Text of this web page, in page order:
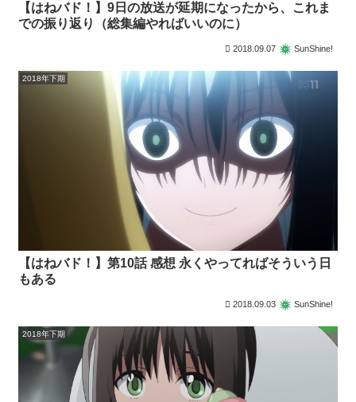
【はねバド！】9日の放送が延期になったから、これま
での振り返り（総集編やればいいのに）
2018.09.07 SunShine!
2018年下期
【はねバド！】第10話 感想 永くやってればそういう日
もある
2018.09.03 SunShine!
2018年下期